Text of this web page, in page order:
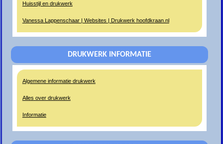
Huisstijl en drukwerk
Vanessa Lappenschaar | Websites | Drukwerk hoofdkraan.nl
DRUKWERK INFORMATIE
Algemene informatie drukwerk
Alles over drukwerk
Informatie